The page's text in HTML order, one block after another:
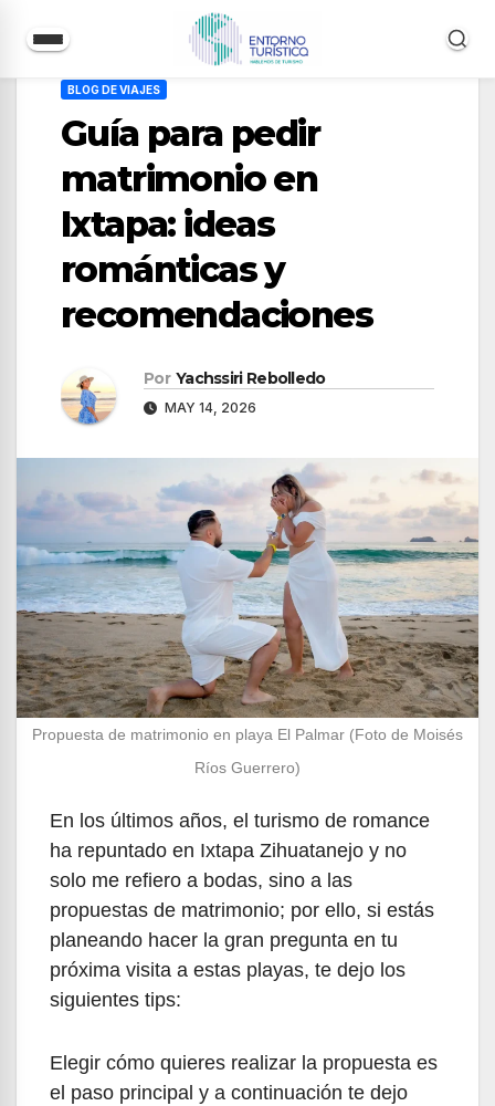
contenido
BLOG DE VIAJES
Guía para pedir
matrimonio en
Ixtapa: ideas
románticas y
recomendaciones
Por Yachssiri Rebolledo
MAY 14, 2026
Propuesta de matrimonio en playa El Palmar (Foto de Moisés
Ríos Guerrero)
En los últimos años, el turismo de romance
ha repuntado en Ixtapa Zihuatanejo y no
solo me refiero a bodas, sino a las
propuestas de matrimonio; por ello, si estás
planeando hacer la gran pregunta en tu
próxima visita a estas playas, te dejo los
siguientes tips:
Elegir cómo quieres realizar la propuesta es
el paso principal y a continuación te dejo